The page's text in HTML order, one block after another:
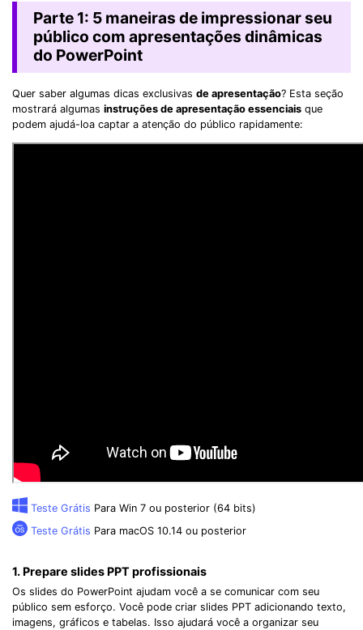
Parte 1: 5 maneiras de impressionar seu
público com apresentações dinâmicas
do PowerPoint
Quer saber algumas dicas exclusivas de apresentação? Esta seção
mostrará algumas instruções de apresentação essenciais que
podem ajudá-loa captar a atenção do público rapidamente:
Teste Grátis Para Win 7 ou posterior (64 bits)
Teste Grátis Para macOS 10.14 ou posterior
1. Prepare slides PPT profissionais
Os slides do PowerPoint ajudam você a se comunicar com seu
público sem esforço. Você pode criar slides PPT adicionando texto,
imagens, gráficos e tabelas. Isso ajudará você a organizar seu